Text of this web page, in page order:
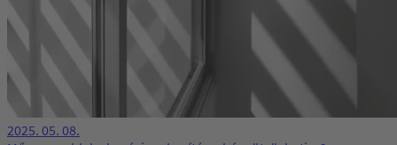
2025. 05. 08.